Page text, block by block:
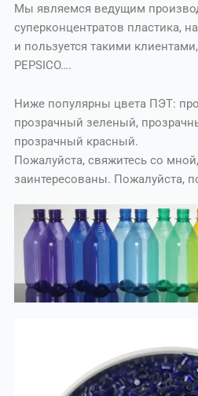
Мы являемся ведущим
суперконцентратов пластика,
и пользуется такими клиентами,
PEPSICO….
Ниже популярны цвета ПЭТ:
прозрачный зеленый,
прозрачный красный.
Пожалуйста, свяжитесь со
заинтересованы. Пожалуйста,